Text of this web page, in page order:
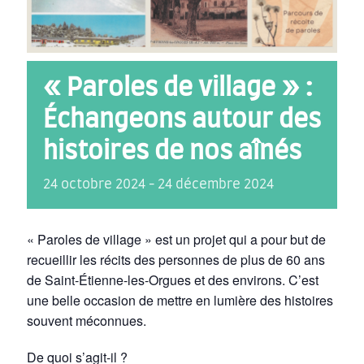
« Paroles de village » :
Échangeons autour des
histoires de nos aînés
24 octobre 2024 - 24 décembre 2024
« Paroles de village » est un projet qui a pour but de
recueillir les récits des personnes de plus de 60 ans
de Saint-Étienne-les-Orgues et des environs. C’est
une belle occasion de mettre en lumière des histoires
souvent méconnues.
De quoi s’agit-il ?